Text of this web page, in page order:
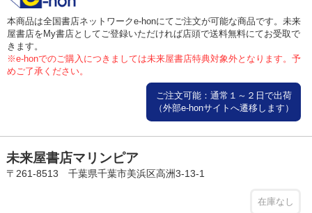
本商品は全国書店ネットワークe-honにてご注文が可能な商品です。未来
屋書店をMy書店としてご登録いただければ店頭で送料無料にてお受取で
きます。
※e-honでのご購入につきましては未来屋書店特典対象外となります。予
めご了承ください。
ご注文可能：通常１～２日で出荷
（外部e-honサイトへ遷移します）
未来屋書店マリンピア
〒261-8513 千葉県千葉市美浜区高洲3-13-1
在庫なし